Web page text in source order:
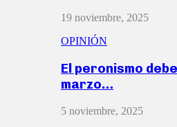
19 noviembre, 2025
OPINIÓN
El peronismo
marzo…
5 noviembre, 2025